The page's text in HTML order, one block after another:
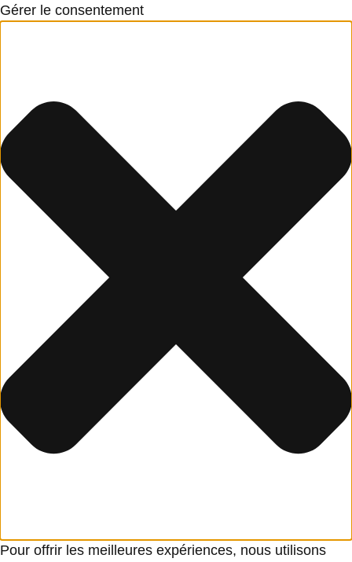
Gérer le consentement
Pour offrir les meilleures expériences, nous utilisons